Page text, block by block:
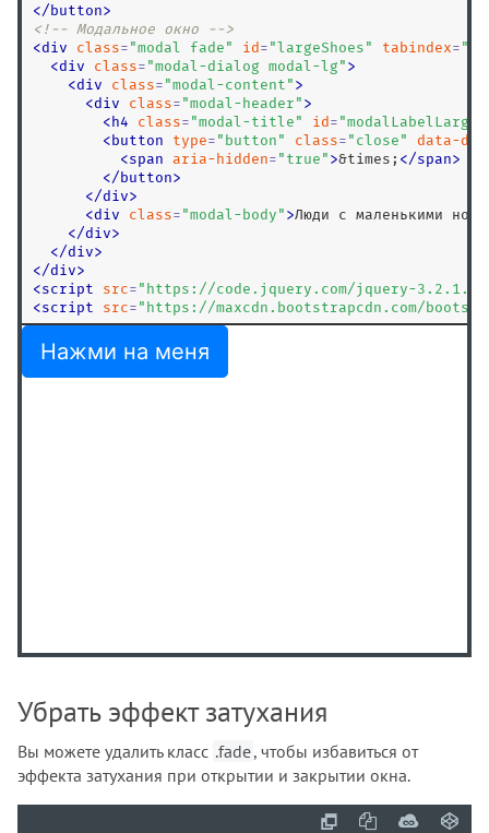
</ button>
<!-- Модальное окно -->
<div class= "modal fade " id = "largeShoes " tabindex= "
<div class= "modal-dialog modal-lg " >
<div class= "modal-content " >
<div class= "modal-header " >
< h4 class= "modal-title " id = "modalLabelLarge
< button type= " button " class= " close "
data-
<span aria-hidden= " true " >&times; </span>
</ button>
</div>
<div class= "modal-body " >Люди с маленькими
</div>
</div>
</div>
<script src= " https://code.jquery.com/jquery-
<script src= " https://maxcdn.bootstrapcdn.com/
Убрать эффект затухания
Вы можете удалить класс .fade, чтобы избавиться от
эффекта затухания при открытии и закрытии окна.